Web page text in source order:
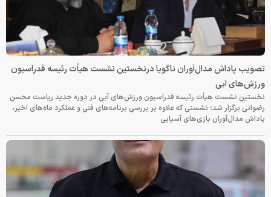
تصویب پاداش مدال‌آوران ناگویا درنخستین نشست هیأت رئیسه فدراسیون
ورزش‌های آبی
نخستین نشست هیأت رئیسه فدراسیون ورزش‌های آبی در دوره جدید ریاست محسن
رضوانی برگزار شد؛ نشستی که علاوه بر بررسی برنامه‌های فنی و عملکرد ماه‌های اخیر،
پاداش مدال‌آوران بازی‌های آسیایی